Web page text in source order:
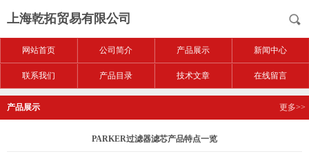
上海乾拓贸易有限公司
网站首页 公司简介 产品展示 新闻中心
联系我们 产品目录 技术文章 在线留言
产品展示 更多>>
PARKER过滤器滤芯产品特点一览